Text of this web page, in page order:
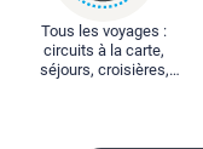
Tous les voyages :
circuits à la carte,
séjours, croisières,